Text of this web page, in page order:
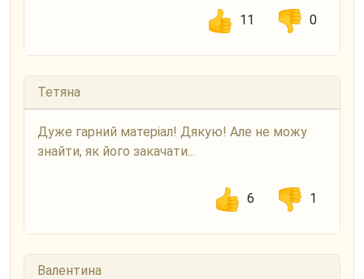
11 0
Тетяна
Дуже гарний матеріал! Дякую! Але не можу
знайти, як його закачати...
6 1
Валентина